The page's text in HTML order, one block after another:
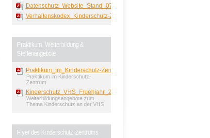
Datenschutz_Website_Stand_0718.pdf
Verhaltenskodex_Kinderschutz-Zentrum_Leipzig.pdf
Praktikum, Weiterbildung &
Stellenangebote
Praktikum_im_Kinderschutz-Zentrum.pdf
Praktikum im Kinderschutz-
Zentrum
Kinderschutz_VHS_Fruehjahr_2026.pdf
Weiterbildungsangebote zum
Thema Kinderschutz an der VHS
Flyer des Kinderschutz-Zentrums